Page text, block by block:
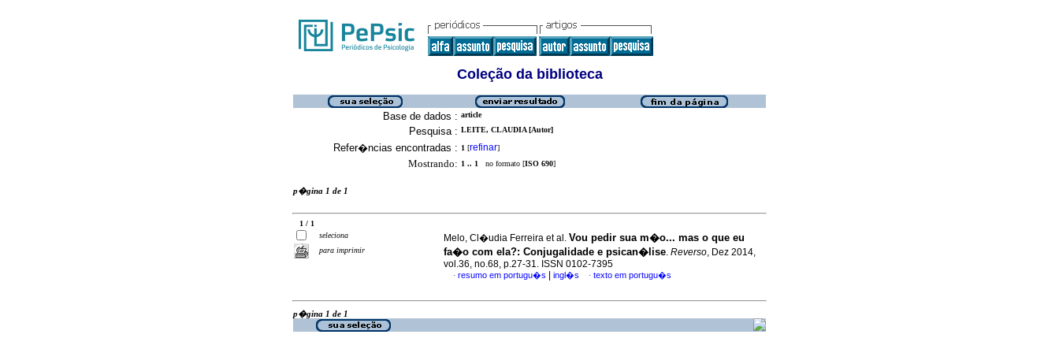
Coleção da biblioteca
Base de dados : article
Pesquisa : LEITE, CLAUDIA [Autor]
Refer�ncias encontradas : 1 [refinar]
Mostrando: 1 .. 1 no formato [ISO 690]
p�gina 1 de 1
1 / 1
seleciona
para imprimir
Melo, Cl�udia Ferreira et al. Vou pedir sua m�o... mas o que eu
fa�o com ela?: Conjugalidade e psican�lise. Reverso, Dez 2014,
vol.36, no.68, p.27-31. ISSN 0102-7395
· resumo em portugu�s ingl�s · texto em portugu�s
p�gina 1 de 1